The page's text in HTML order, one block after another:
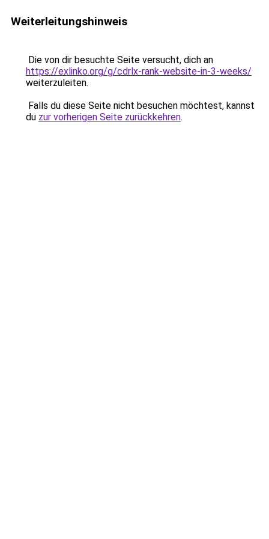
Weiterleitungshinweis
Die von dir besuchte Seite versucht, dich an
https://exlinko.org/g/cdrlx-rank-website-in-3-weeks/
weiterzuleiten.
Falls du diese Seite nicht besuchen möchtest, kannst
du zur vorherigen Seite zurückkehren.